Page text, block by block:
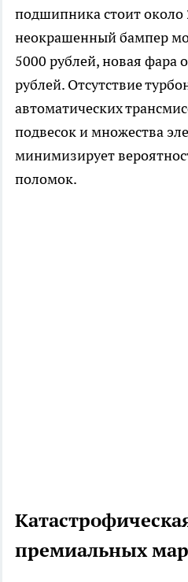
подшипника стоит около
неокрашенный бампер
5000 рублей, новая фара
рублей. Отсутствие
автоматических
подвесок и множества
минимизирует
поломок.
премиальных